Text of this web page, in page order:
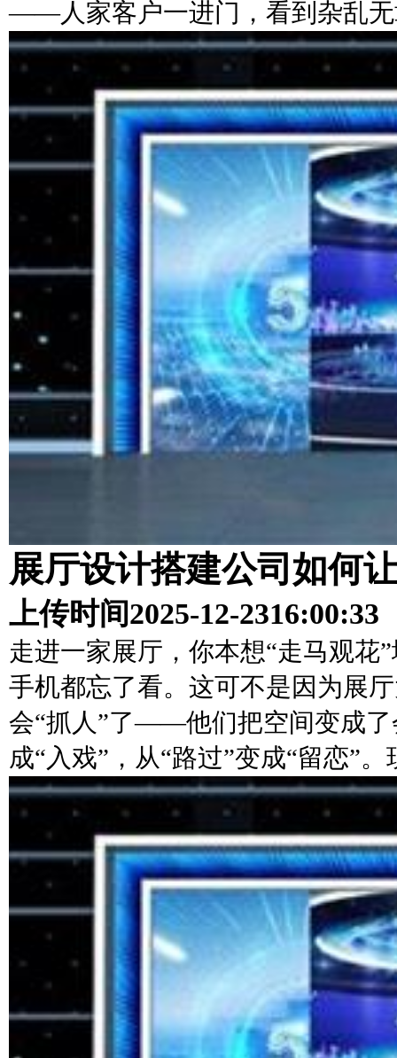
——人家客户一进门，看到杂乱
展厅设计搭建公司如何
上传时间2025-12-2316:00:33
走进一家展厅，你本想“走马观花
手机都忘了看。这可不是因为展
会“抓人”了——他们把空间变成了
成“入戏”，从“路过”变成“留恋”